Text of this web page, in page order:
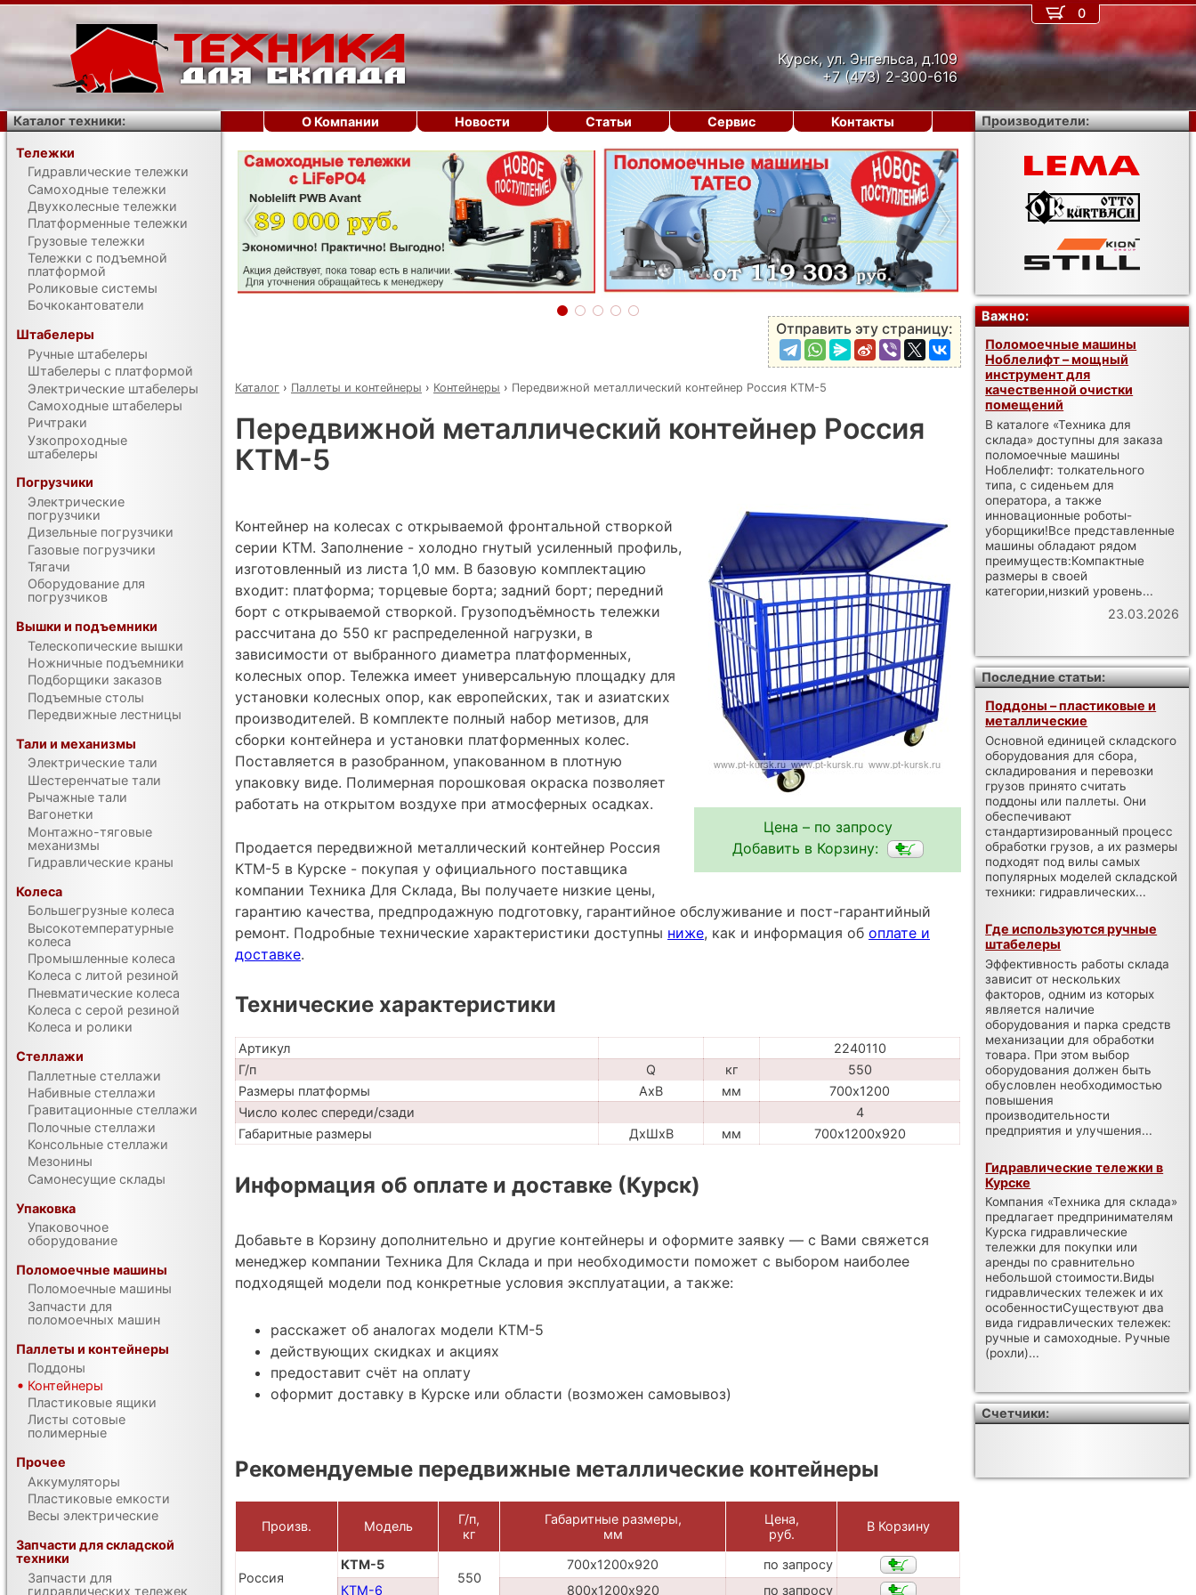
Курск, ул. Энгельса, д.109
+7 (473) 2-300-616
‹ ›
Отправить эту страницу:
Каталог › Паллеты и контейнеры › Контейнеры › Передвижной металлический контейнер Россия КТМ-5
Передвижной металлический контейнер Россия
КТМ-5
Цена – по запросу
Добавить в Корзину:
Контейнер на колесах с открываемой фронтальной створкой
серии КТМ. Заполнение - холодно гнутый усиленный профиль,
изготовленный из листа 1,0 мм. В базовую комплектацию
входит: платформа; торцевые борта; задний борт; передний
борт с открываемой створкой. Грузоподъёмность тележки
рассчитана до 550 кг распределенной нагрузки, в
зависимости от выбранного диаметра платформенных,
колесных опор. Тележка имеет универсальную площадку для
установки колесных опор, как европейских, так и азиатских
производителей. В комплекте полный набор метизов, для
сборки контейнера и установки платформенных колес.
Поставляется в разобранном, упакованном в плотную
упаковку виде. Полимерная порошковая окраска позволяет
работать на открытом воздухе при атмосферных осадках.
Продается передвижной металлический контейнер Россия
КТМ-5 в Курске - покупая у официального поставщика
компании Техника Для Склада, Вы получаете низкие цены,
гарантию качества, предпродажную подготовку, гарантийное обслуживание и пост-гарантийный
ремонт. Подробные технические характеристики доступны ниже, как и информация об оплате и
доставке.
Технические характеристики
Артикул
2240110
Г/п
Q кг
550
Размеры платформы
AxB мм
700х1200
Число колес спереди/сзади
4
Габаритные размеры
ДхШхВ мм 700х1200х920
Информация об оплате и доставке (Курск)
Добавьте в Корзину дополнительно и другие контейнеры и оформите заявку — с Вами свяжется
менеджер компании Техника Для Склада и при необходимости поможет с выбором наиболее
подходящей модели под конкретные условия эксплуатации, а также:
расскажет об аналогах модели КТМ-5
действующих скидках и акциях
предоставит счёт на оплату
оформит доставку в Курске или области (возможен самовывоз)
Рекомендуемые передвижные металлические контейнеры
Произв. Модель
Г/п,
кг
Габаритные размеры,
мм
Цена,
руб.
В Корзину
Россия
КТМ-5
550
700х1200х920
по запросу
КТМ-6
800х1200х920 по запросу
0
О Компании Новости Статьи Сервис Контакты
Каталог техники:
Тележки
Гидравлические тележки
Самоходные тележки
Двухколесные тележки
Платформенные тележки
Грузовые тележки
Тележки с подъемной
платформой
Роликовые системы
Бочкокантователи
Штабелеры
Ручные штабелеры
Штабелеры с платформой
Электрические штабелеры
Самоходные штабелеры
Ричтраки
Узкопроходные
штабелеры
Погрузчики
Электрические
погрузчики
Дизельные погрузчики
Газовые погрузчики
Тягачи
Оборудование для
погрузчиков
Вышки и подъемники
Телескопические вышки
Ножничные подъемники
Подборщики заказов
Подъемные столы
Передвижные лестницы
Тали и механизмы
Электрические тали
Шестеренчатые тали
Рычажные тали
Вагонетки
Монтажно-тяговые
механизмы
Гидравлические краны
Колеса
Большегрузные колеса
Высокотемпературные
колеса
Промышленные колеса
Колеса с литой резиной
Пневматические колеса
Колеса с серой резиной
Колеса и ролики
Стеллажи
Паллетные стеллажи
Набивные стеллажи
Гравитационные стеллажи
Полочные стеллажи
Консольные стеллажи
Мезонины
Самонесущие склады
Упаковка
Упаковочное
оборудование
Поломоечные машины
Поломоечные машины
Запчасти для
поломоечных машин
Паллеты и контейнеры
Поддоны
Контейнеры
Пластиковые ящики
Листы сотовые
полимерные
Прочее
Аккумуляторы
Пластиковые емкости
Весы электрические
Запчасти для складской
техники
Запчасти для
гидравлических тележек
Производители:
Важно:
Поломоечные машины
Ноблелифт – мощный
инструмент для
качественной очистки
помещений
В каталоге «Техника для
склада» доступны для заказа
поломоечные машины
Ноблелифт: толкательного
типа, с сиденьем для
оператора, а также
инновационные роботы-
уборщики!Все представленные
машины обладают рядом
преимуществ:Компактные
размеры в своей
категории,низкий уровень...
23.03.2026
Последние статьи:
Поддоны – пластиковые и
металлические
Основной единицей складского
оборудования для сбора,
складирования и перевозки
грузов принято считать
поддоны или паллеты. Они
обеспечивают
стандартизированный процесс
обработки грузов, а их размеры
подходят под вилы самых
популярных моделей складской
техники: гидравлических...
Где используются ручные
штабелеры
Эффективность работы склада
зависит от нескольких
факторов, одним из которых
является наличие
оборудования и парка средств
механизации для обработки
товара. При этом выбор
оборудования должен быть
обусловлен необходимостью
повышения
производительности
предприятия и улучшения...
Гидравлические тележки в
Курске
Компания «Техника для склада»
предлагает предпринимателям
Курска гидравлические
тележки для покупки или
аренды по сравнительно
небольшой стоимости.Виды
гидравлических тележек и их
особенностиСуществуют два
вида гидравлических тележек:
ручные и самоходные. Ручные
(рохли)...
Счетчики: